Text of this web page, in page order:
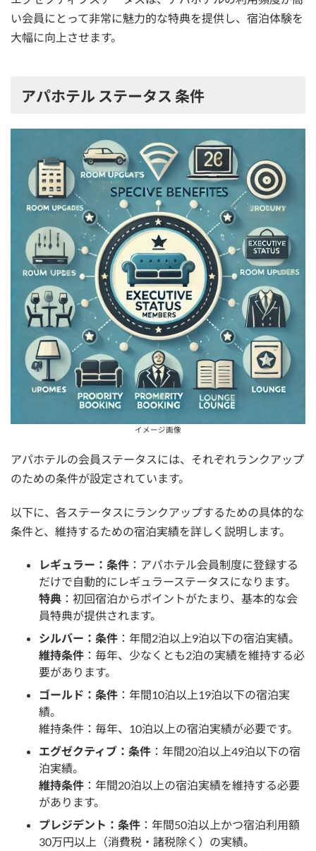
い会員にとって非常に魅力的な特典を提供し、宿泊体験を
大幅に向上させます。
アパホテル ステータス 条件
イメージ画像
アパホテルの会員ステータスには、それぞれランクアップ
のための条件が設定されています。
以下に、各ステータスにランクアップするための具体的な
条件と、維持するための宿泊実績を詳しく説明します。
レギュラー：条件 ：アパホテル会員制度に登録する
だけで自動的にレギュラーステータスになります。
特典 ：初回宿泊からポイントがたまり、基本的な会
員特典が提供されます。
シルバー：条件 ：年間2泊以上9泊以下の宿泊実績。
維持条件 ：毎年、少なくとも2泊の実績を維持する必
要があります。
ゴールド：条件 ：年間10泊以上19泊以下の宿泊実
績。
維持条件：毎年、10泊以上の宿泊実績が必要です。
エグゼクティブ：条件 ：年間20泊以上49泊以下の宿
泊実績。
維持条件 ：年間20泊以上の宿泊実績を維持する必要
があります。
プレジデント：条件 ：年間50泊以上かつ宿泊利用額
30万円以上（消費税・諸税除く）の実績。